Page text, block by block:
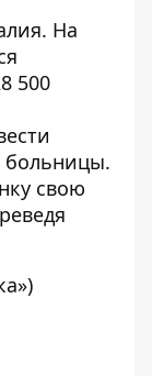
На
500
свою